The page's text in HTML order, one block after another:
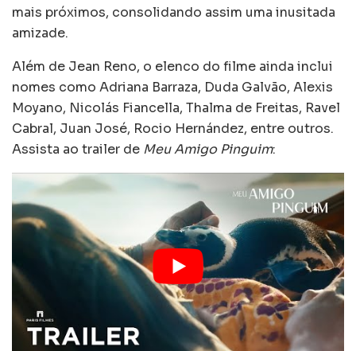
mais próximos, consolidando assim uma inusitada
amizade.
Além de Jean Reno, o elenco do filme ainda inclui
nomes como Adriana Barraza, Duda Galvão, Alexis
Moyano, Nicolás Fiancella, Thalma de Freitas, Ravel
Cabral, Juan José, Rocio Hernández, entre outros.
Assista ao trailer de Meu Amigo Pinguim: